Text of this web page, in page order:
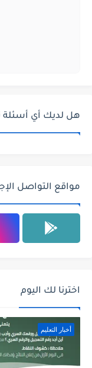
هل لديك أي
مواقع التواصل
اخترنا لك اليوم
أخبار التعليم